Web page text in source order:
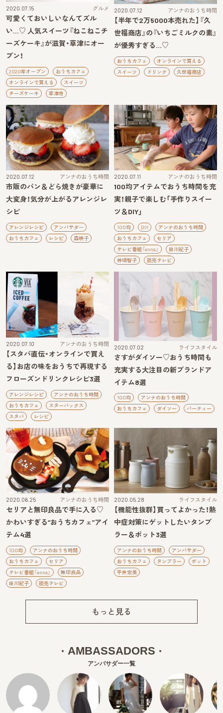
2020.07.15 グルメ
可愛くておいしいなんてズル
い…♡ 人気スイーツ『ねこねこチ
ーズケーキ』が滋賀・草津にオー
プン！
2020年オープン
おうちカフェ
オンラインで買える
スイーツ
チーズケーキ
草津市
2020.07.12 アンナのおうち時間
【半年で2万5000本売れた】『久
世福商店』の『いちごミルクの素』
が優秀すぎる…♡
おうちカフェ
オンラインで買える
スイーツ
ドリンク 久世福商店
2020.07.12 アンナのおうち時間
市販のパン＆どら焼きが豪華に
大変身！気分が上がるアレンジレ
シピ
アレンジレシピ
アンバサダー
おうちカフェ
レシピ 森映子
2020.07.11 アンナのおうち時間
100均アイテムでおうち時間を充
実！親子で楽しむ「手作りスイー
ツ＆DIY」
100均 DIY
アンナのおうち時間
おうちカフェ
セリア
テレビ番組『anna』
田川紀子
神頃智子
読売テレビ
2020.07.10 アンナのおうち時間
【スタバ直伝・オンラインで買え
る】お店の味をおうちで再現する
フローズンドリンクレシピ3選
アレンジレシピ
アンナのおうち時間
おうちカフェ
スターバックス
スタバ
レシピ
2020.07.02 ライフスタイル
さすがダイソー♡おうち時間も
充実する大注目の新ブランドア
イテム8選
100均
アンナのおうち時間
おうちカフェ
ダイソー パーティー
2020.06.25 アンナのおうち時間
セリアと無印良品で手に入る♡
かわいすぎる“おうちカフェ”アイ
テム4選
100均
アンナのおうち時間
おうちカフェ
セリア
テレビ番組『anna』
無印良品
田川紀子
読売テレビ
2020.05.28 ライフスタイル
【機能性抜群】買ってよかった！熱
中症対策にゲットしたいタンブ
ラー＆ポット3選
アンナのおうち時間
アンバサダー
おうちカフェ
タンブラー
ポット
平井宏美
もっと見る
AMBASSADORS
アンバサダー一覧